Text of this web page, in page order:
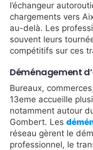
l’échangeur
chargements vers
au-delà. Les
souvent leurs
compétitifs sur ces
Déménagement
Bureaux,
13eme accueille
notamment autour
Gombert. Les
réseau gèrent le
professionnel, le